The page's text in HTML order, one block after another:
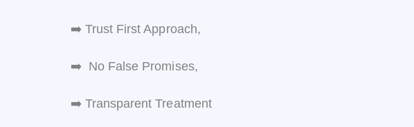
➡️Trust FirstApproach,
➡️ No False Promises,
➡️ Transparent Treatment